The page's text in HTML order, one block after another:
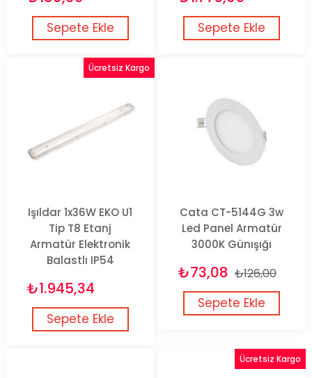
Sepete Ekle Sepete Ekle
Işıldar 1x36W EKO U1
Tip T8 Etanj
Armatür Elektronik
Balastlı IP54
₺1.945,34
Sepete Ekle
Ücretsiz Kargo
Cata CT-5144G 3w
Led Panel Armatür
3000K Günışığı
₺73,08 ₺126,00
Sepete Ekle
Ücretsiz Kargo